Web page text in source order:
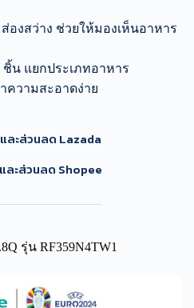
องสว่าง ช่วยให้มองเห็นอาหาร
ชิ้น แยกประเภทอาหาร
ความสะอาดง่าย
ละส่วนลด Lazada
ละส่วนลด Shopee
รุ่น RF359N4TW1